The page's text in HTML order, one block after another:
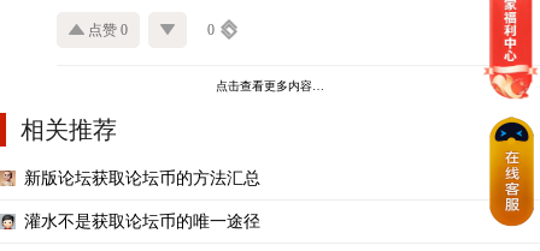
点赞 0 0
点击查看更多内容…
相关推荐
新版论坛获取论坛币的方法汇总
灌水不是获取论坛币的唯一途径